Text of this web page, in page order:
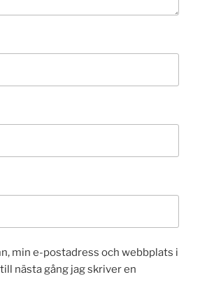
min e-postadress och webbplats i
nästa gång jag skriver en